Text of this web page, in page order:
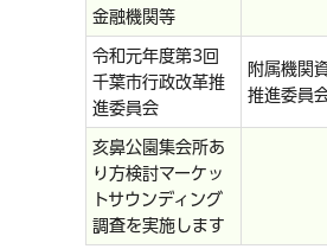
金融機関等
令和元年度第3回
千葉市行政改革推
進委員会
附属機関
推進委員会
亥鼻公園集会所あ
り方検討マーケッ
トサウンディング
調査を実施します